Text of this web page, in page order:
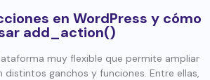
en WordPress y cómo
add_action()
muy flexible que permite ampliar
distintos ganchos y funciones. Entre ellas,